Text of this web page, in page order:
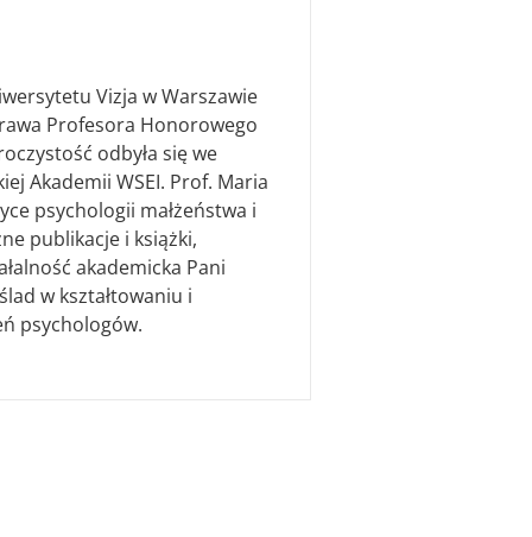
Vizja w Warszawie
Profesora Honorowego
odbyła się we
Akademii WSEI. Prof. Maria
psychologii małżeństwa i
publikacje i książki,
akademicka Pani
w kształtowaniu i
psychologów.